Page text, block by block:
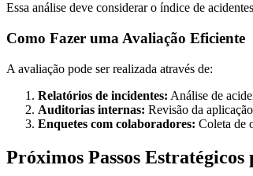
Essa análise deve considerar o índice de
Como Fazer uma Avaliação Eficiente
A avaliação pode ser realizada através de:
Relatórios de incidentes: Análise de
Auditorias internas: Revisão da
Enquetes com colaboradores: Coleta de
Próximos Passos Estratégicos